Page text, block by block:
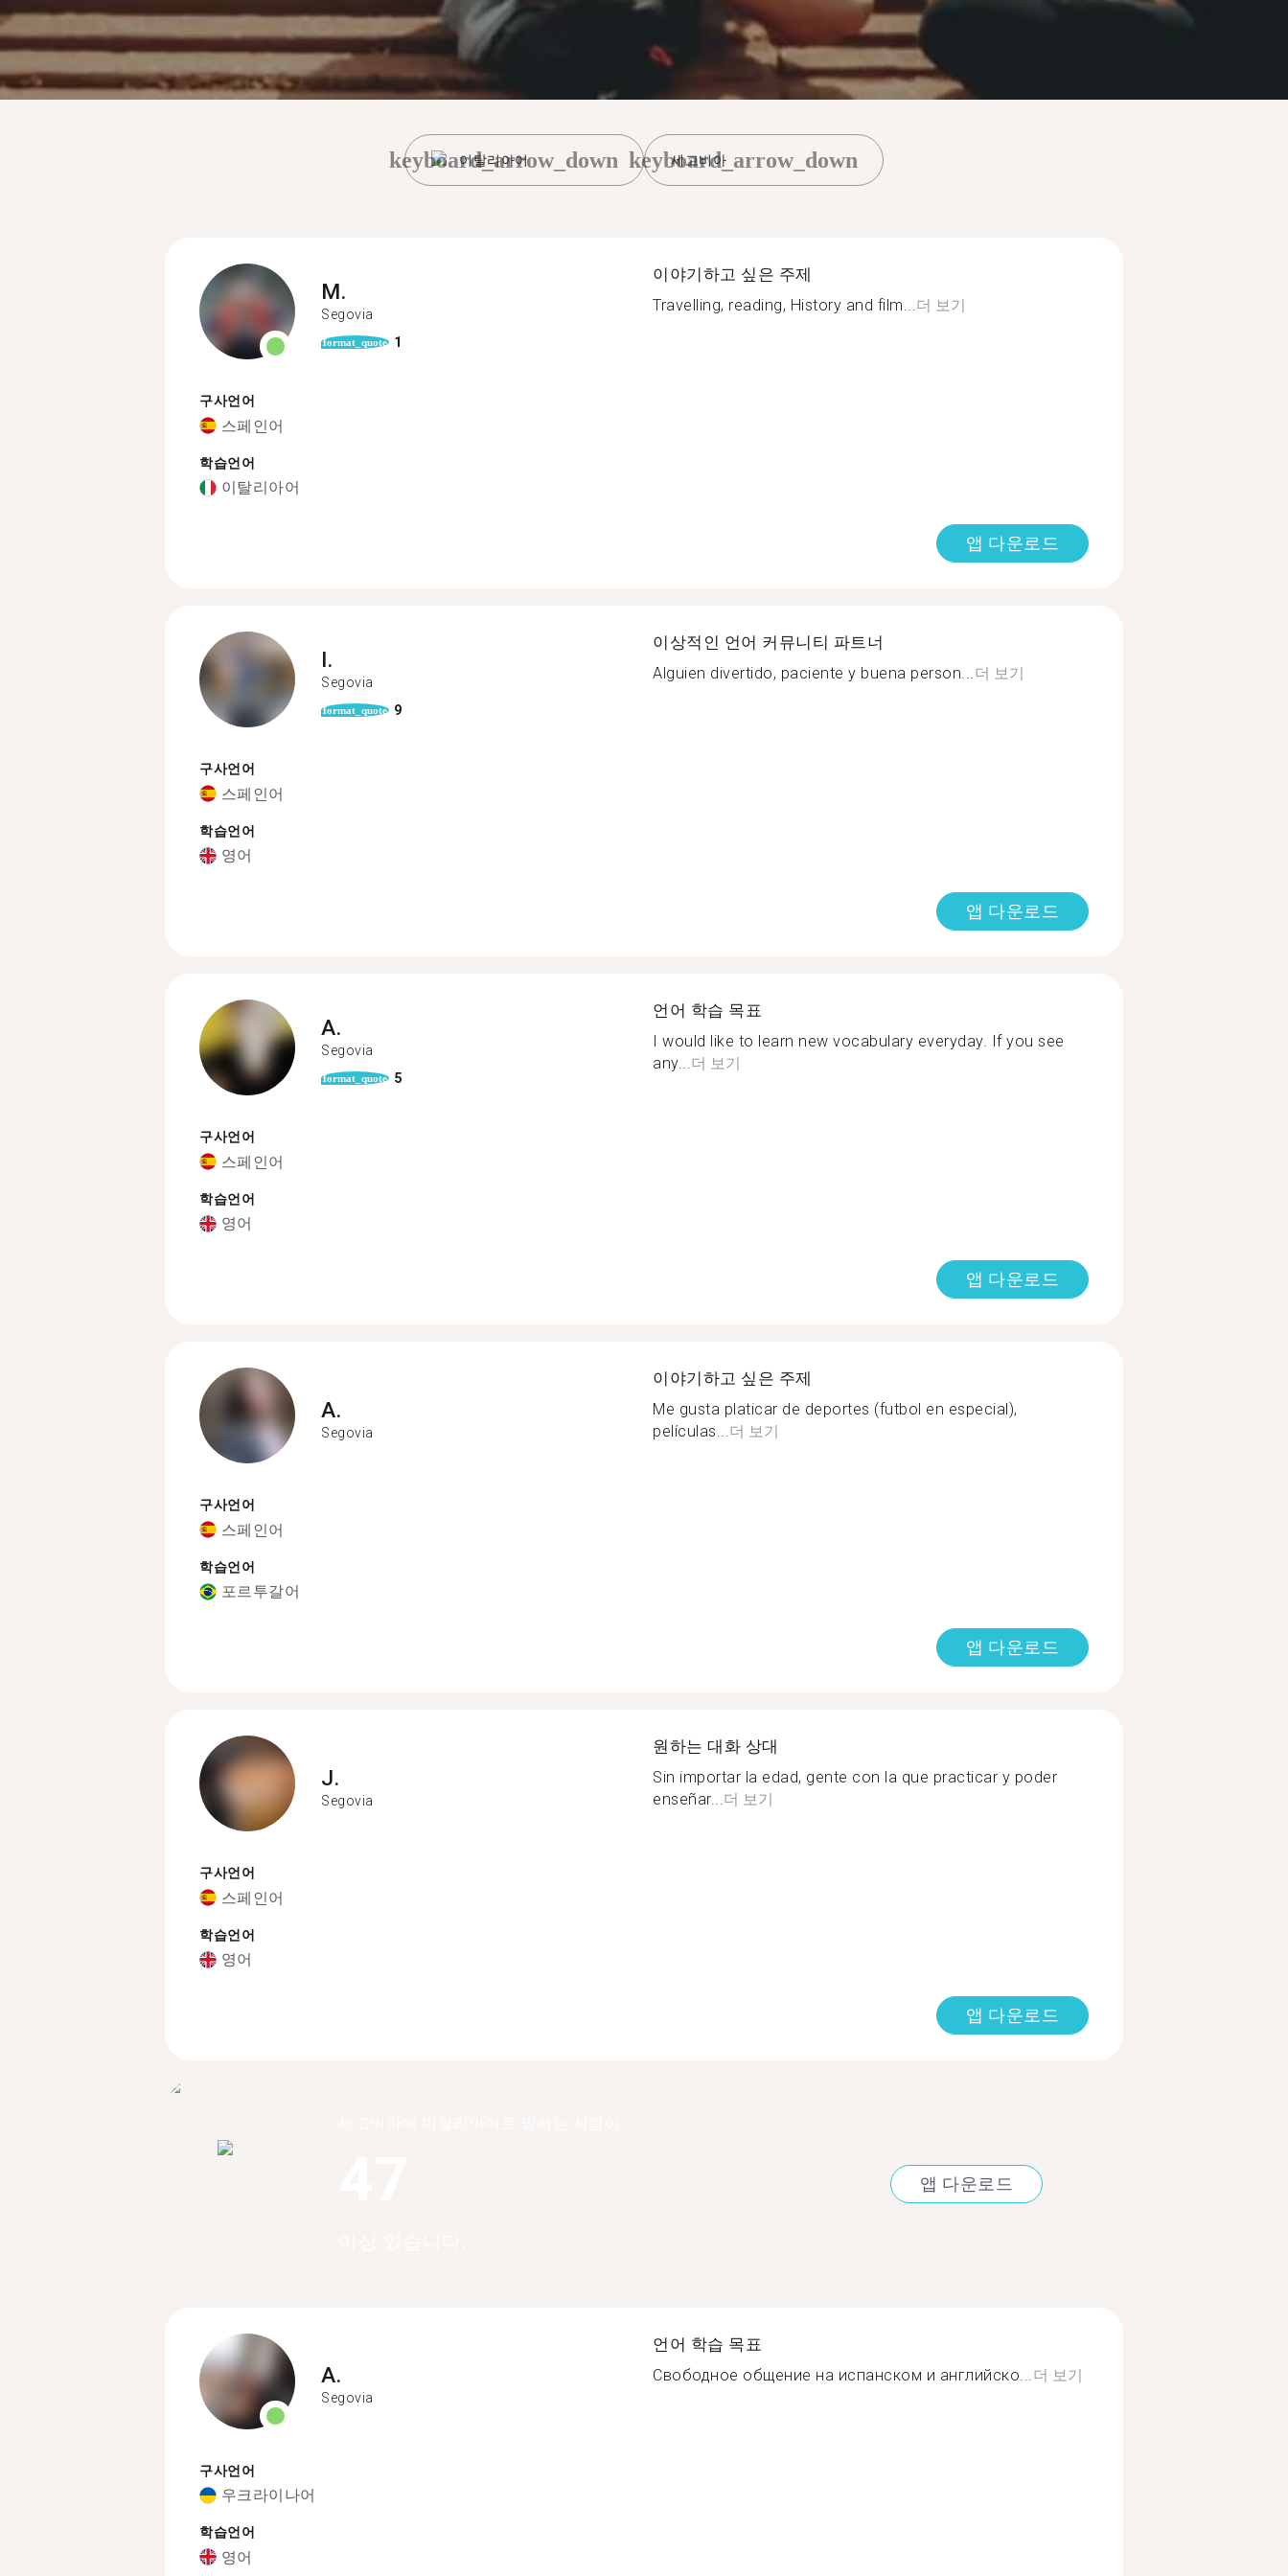
이탈리아어
keyboard_arrow_down 세고비아
keyboard_arrow_down
M.
Segovia
format_quote 1
구사언어
스페인어
학습언어
이탈리아어
이야기하고 싶은 주제
Travelling, reading, History and film...더 보기
앱 다운로드
I.
Segovia
format_quote 9
구사언어
스페인어
학습언어
영어
이상적인 언어 커뮤니티 파트너
Alguien divertido, paciente y buena person...더 보기
앱 다운로드
A.
Segovia
format_quote 5
구사언어
스페인어
학습언어
영어
언어 학습 목표
I would like to learn new vocabulary everyday. If you see
any...더 보기
앱 다운로드
A.
Segovia
구사언어
스페인어
학습언어
포르투갈어
이야기하고 싶은 주제
Me gusta platicar de deportes (futbol en especial),
películas...더 보기
앱 다운로드
J.
Segovia
구사언어
스페인어
학습언어
영어
원하는 대화 상대
Sin importar la edad, gente con la que practicar y poder
enseñar...더 보기
앱 다운로드
앱 다운로드
A.
Segovia
구사언어
우크라이나어
학습언어
영어
언어 학습 목표
Свободное общение на испанском и английско... 더 보기